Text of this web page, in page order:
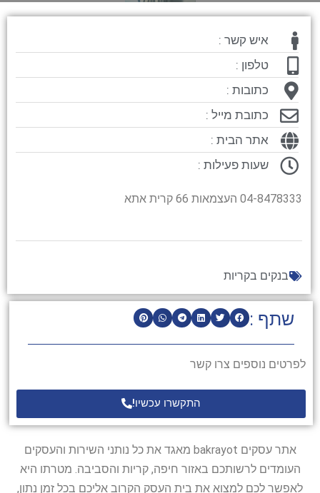
שתף :
לפרטים נוספים צרו קשר
התקשרו עכשיו!
איש קשר :
טלפון :
כתובות :
כתובת מייל :
אתר הבית :
שעות פעילות :
04-8478333 העצמאות 66 קרית אתא
בנקים בקריות
אתר עסקים bakrayot מאגד את כל נותני השירות והעסקים
העומדים לרשותכם באזור חיפה, קריות והסביבה. מטרתו היא
לאפשר לכם למצוא את בית העסק הקרוב אליכם בכל זמן נתון,